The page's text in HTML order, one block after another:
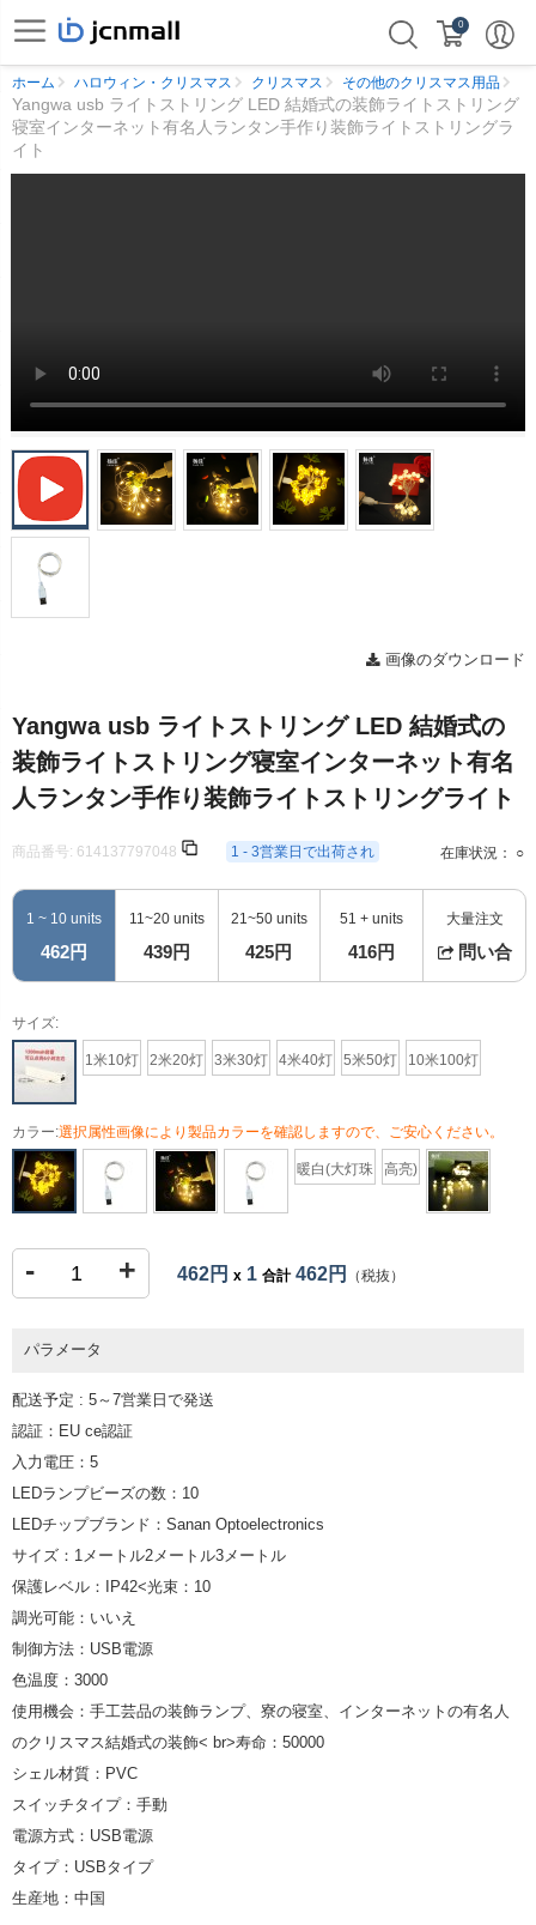
0
ホーム ハロウィン・クリスマス クリスマス その他のクリスマス用品
Yangwa usb ライトストリング LED 結婚式の装飾ライトストリング
寝室インターネット有名人ランタン手作り装飾ライトストリングラ
イト
画像のダウンロード
Yangwa usb ライトストリング LED 結婚式の
装飾ライトストリング寝室インターネット有名
人ランタン手作り装飾ライトストリングライト
商品番号: 614137797048 1 - 3営業日で出荷され 在庫状況： ○
1 ~ 10 units
462円
11~20 units
439円
21~50 units
425円
51 + units
416円
大量注文
問い合
サイズ:
1米10灯 2米20灯 3米30灯 4米40灯 5米50灯 10米100灯
カラー:選択属性画像により製品カラーを確認しますので、ご安心ください。
暖白(大灯珠 高亮)
- + 462円 x 1 合計462円 （税抜）
パラメータ
配送予定 : 5～7営業日で発送
認証：EU ce認証
入力電圧：5
LEDランプビーズの数：10
LEDチップブランド：Sanan Optoelectronics
サイズ：1メートル2メートル3メートル
保護レベル：IP42<光束：10
調光可能：いいえ
制御方法：USB電源
色温度：3000
使用機会：手工芸品の装飾ランプ、寮の寝室、インターネットの有名人
のクリスマス結婚式の装飾< br>寿命：50000
シェル材質：PVC
スイッチタイプ：手動
電源方式：USB電源
タイプ：USBタイプ
生産地：中国